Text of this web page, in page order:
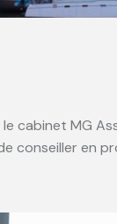
cabinet MG
conseiller en